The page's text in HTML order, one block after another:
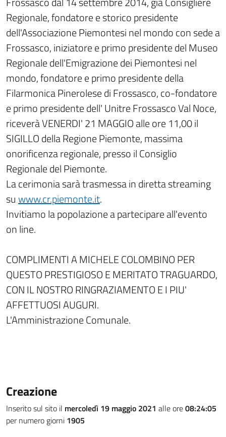
Regionale, fondatore e storico presidente
dell'Associazione Piemontesi nel mondo con sede a
Frossasco, iniziatore e primo presidente del Museo
Regionale dell'Emigrazione dei Piemontesi nel
mondo, fondatore e primo presidente della
Filarmonica Pinerolese di Frossasco, co-fondatore
e primo presidente dell' Unitre Frossasco Val Noce,
riceverà VENERDI' 21 MAGGIO alle ore 11,00 il
SIGILLO della Regione Piemonte, massima
onorificenza regionale, presso il Consiglio
Regionale del Piemonte.
La cerimonia sarà trasmessa in diretta streaming
suwww.cr.piemonte.it.
Invitiamo la popolazione a partecipare all'evento
on line.
COMPLIMENTI A MICHELE COLOMBINO PER
QUESTO PRESTIGIOSO E MERITATO TRAGUARDO,
CON IL NOSTRO RINGRAZIAMENTO E I PIU'
AFFETTUOSI AUGURI.
L'Amministrazione Comunale.
Creazione
Inserito sul sito il mercoledì 19 maggio 2021 alle ore08:24:05
per numero giorni 1905